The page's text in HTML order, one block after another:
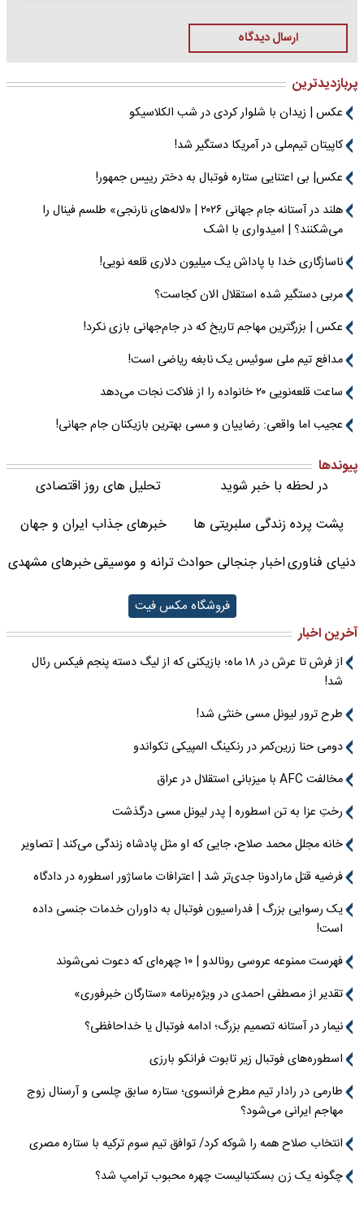
ارسال دیدگاه
پربازدیدترین
عکس | زیدان با شلوار کردی در شب الکلاسیکو
کاپیتان تیم‌ملی در آمریکا دستگیر شد!
عکس| بی اعتنایی ستاره فوتبال به دختر رییس جمهور!
هلند در آستانه جام جهانی ۲۰۲۶ | «لاله‌های نارنجی» طلسم فینال را
می‌شکنند؟ | امیدواری با اشک
ناسازگاری خدا با پاداش یک میلیون دلاری قلعه نویی!
مربی دستگیر شده استقلال الان کجاست؟
عکس | بزرگترین مهاجم تاریخ که در جام‌جهانی بازی نکرد!
مدافع تیم ملی سوئیس یک نابغه ریاضی است!
ساعت قلعه‌نویی ۲۰ خانواده را از فلاکت نجات می‌دهد
عجیب اما واقعی: رضاییان و مسی بهترین بازیکنان جام جهانی!
پیوندها
در لحظه با خبر شوید
تحلیل های روز اقتصادی
پشت پرده زندگی سلبریتی ها
خبرهای جذاب ایران و جهان
دنیای فناوریاخبار جنجالی حوادثترانه و موسیقیخبرهای مشهدی
فروشگاه مکس فیت
آخرین اخبار
از فرش تا عرش در ۱۸ ماه؛ بازیکنی که از لیگ دسته پنجم فیکس رئال
شد!
طرح ترور لیونل مسی خنثی شد!
دومی حنا زرین‌کمر در رنکینگ المپیکی تکواندو
مخالفت AFC با میزبانی استقلال در عراق
رختِ عزا به تن اسطوره | پدر لیونل مسی درگذشت
خانه مجلل محمد صلاح، جایی که او مثل پادشاه زندگی می‌کند | تصاویر
فرضیه قتل مارادونا جدی‌تر شد | اعترافات ماساژور اسطوره در دادگاه
یک رسوایی بزرگ | فدراسیون فوتبال به داوران خدمات جنسی داده
است!
فهرست ممنوعه عروسی رونالدو | ۱۰ چهره‌ای که دعوت نمی‌شوند
تقدیر از مصطفی احمدی در ویژه‌برنامه «ستارگان خبرفوری»
نیمار در آستانه تصمیم بزرگ؛ ادامه فوتبال یا خداحافظی؟
اسطوره‌های فوتبال زیر تابوت فرانکو بارزی
طارمی در رادار تیم مطرح فرانسوی؛ ستاره سابق چلسی و آرسنال زوج
مهاجم ایرانی می‌شود؟
انتخاب صلاح همه را شوکه کرد/ توافق تیم سوم ترکیه با ستاره مصری
چگونه یک زن بسکتبالیست چهره محبوب ترامپ شد؟